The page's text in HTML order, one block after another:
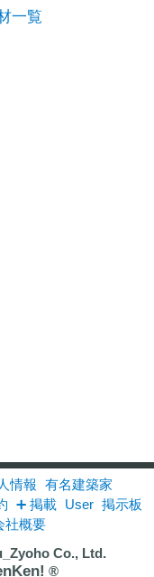
一覧
情報 有名建築家
➕ 掲載 User 掲示板
社概要
Co., Ltd.
®